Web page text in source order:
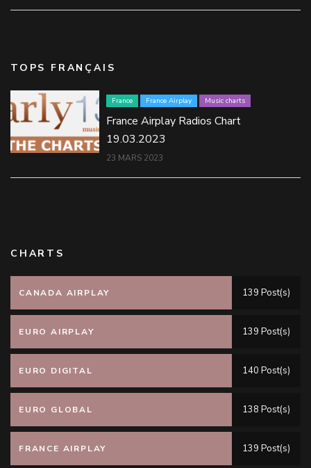
TOPS FRANÇAIS
France France Airplay Music charts
France Airplay Radios Chart
19.03.2023
23 MARS 2023
CHARTS
CANADA AIRPLAY 139 Post(s)
EURO AIRPLAY 139 Post(s)
EURO DIGITAL 140 Post(s)
EURO GLOBAL 138 Post(s)
FRANCE AIRPLAY 139 Post(s)